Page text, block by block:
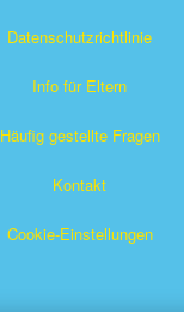
Datenschutzrichtlinie
Info für Eltern
Häufig gestellte Fragen
Kontakt
Cookie-Einstellungen